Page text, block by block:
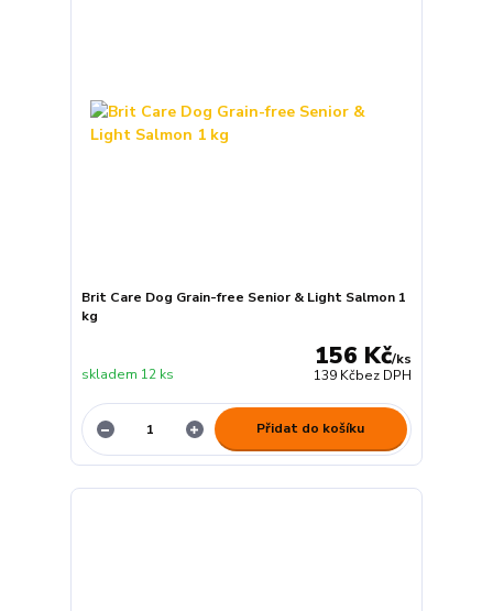
Brit Care Dog Grain-free Senior & Light Salmon 1
kg
156 Kč/ks
139 Kčbez DPH
skladem 12 ks
Přidat do košíku